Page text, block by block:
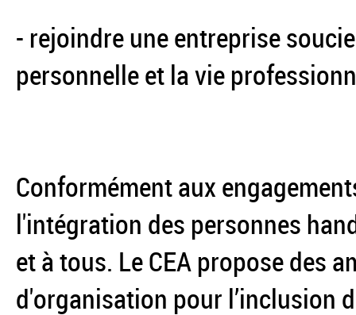
- rejoindre une entreprise
personnelle et la vie
Conformément aux
l'intégration des personnes
et à tous. Le CEA propose des
d'organisation pour l’inclusion